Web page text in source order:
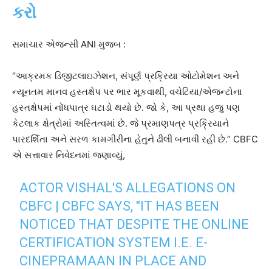
કરો
સમાચાર એજન્સી ANI મુજબ :
“આક્રમક ડિજીટલાઇઝેશન, સંપૂર્ણ પ્રક્રિયા ઓટોમેશન અને
ન્યૂનતમ માનવ હસ્તક્ષેપ પર ભાર મૂકવાથી, વચેટિયા/એજન્ટોના
હસ્તક્ષેપમાં નોંધપાત્ર ઘટાડો થયો છે. જો કે, આ પ્રથા હજુ પણ
કેટલાક ક્ષેત્રોમાં અસ્તિત્વમાં છે. જે પ્રમાણપત્ર પ્રક્રિયાને
પારદર્શિતા અને સરળ કામગીરીના હેતુને ઢીલી બનાવી રહી છે.” CBFC
એ સત્તાવાર નિવેદનમાં જણાવ્યું,
ACTOR VISHAL'S ALLEGATIONS ON
CBFC | CBFC SAYS, "IT HAS BEEN
NOTICED THAT DESPITE THE ONLINE
CERTIFICATION SYSTEM I.E. E-
CINEPRAMAAN IN PLACE AND